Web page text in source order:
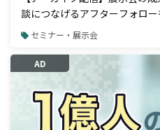
談につなげるアフターフォロ
セミナー・展示会
AD